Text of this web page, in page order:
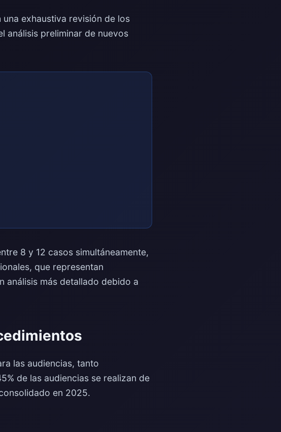
exhaustiva revisión de los
análisis preliminar de nuevos
8 y 12 casos simultáneamente,
que representan
análisis más detallado debido a
las audiencias, tanto
de las audiencias se realizan de
en 2025.